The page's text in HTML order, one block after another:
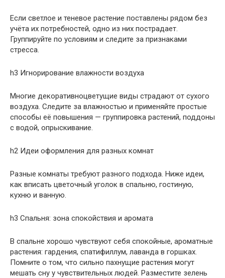
Если светлое и теневое растение поставлены рядом без
учёта их потребностей, одно из них пострадает.
Группируйте по условиям и следите за признаками
стресса.
h3 Игнорирование влажности воздуха
Многие декоративноцветущие виды страдают от сухого
воздуха. Следите за влажностью и применяйте простые
способы её повышения — группировка растений, поддоны
с водой, опрыскивание.
h2 Идеи оформления для разных комнат
Разные комнаты требуют разного подхода. Ниже идеи,
как вписать цветочный уголок в спальню, гостиную,
кухню и ванную.
h3 Спальня: зона спокойствия и аромата
В спальне хорошо чувствуют себя спокойные, ароматные
растения: гардения, спатифиллум, лаванда в горшках.
Помните о том, что сильно пахнущие растения могут
мешать сну у чувствительных людей. Разместите зелень